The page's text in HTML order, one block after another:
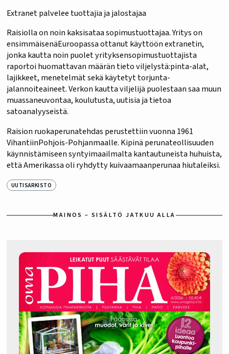
Extranet palvelee tuottajia ja jalostajaa
Raisiolla on noin kaksisataa sopimustuottajaa. Yritys on
ensimmäisenäEuroopassa ottanut käyttöön extranetin,
jonka kautta noin puolet yrityksensopimustuottajista
raportoi huomattavan määrän tieto viljelystä:pinta-alat,
lajikkeet, menetelmät sekä käytetyt torjunta-
jalannoiteaineet. Verkon kautta viljelijä puolestaan saa muun
muassaneuvontaa, koulutusta, uutisia ja tietoa
satoanalyyseistä.
Raision ruokaperunatehdas perustettiin vuonna 1961
VihantiinPohjois-Pohjanmaalle. Kipinä perunateollisuuden
käynnistämiseen syntyimaailmalta kantautuneista huhuista,
että Amerikassa oli ryhdytty kuivaamaanperunaa hiutaleiksi.
UUTISARKISTO
MAINOS – SISÄLTÖ JATKUU ALLA